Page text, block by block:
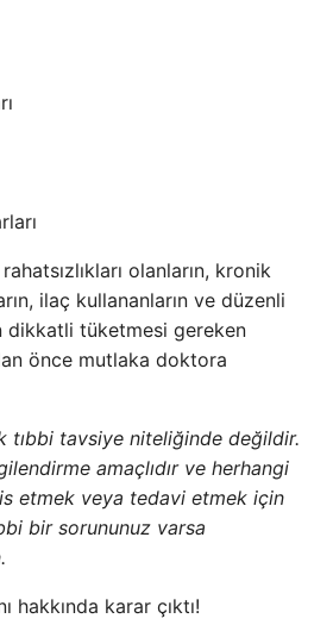
olanların, kronik
ilaç kullananların ve düzenli
dikkatli tüketmesi gereken
önce mutlaka doktora
tıbbi tavsiye niteliğinde değildir.
amaçlıdır ve herhangi
etmek veya tedavi etmek için
bir sorununuz varsa
hakkında karar çıktı!